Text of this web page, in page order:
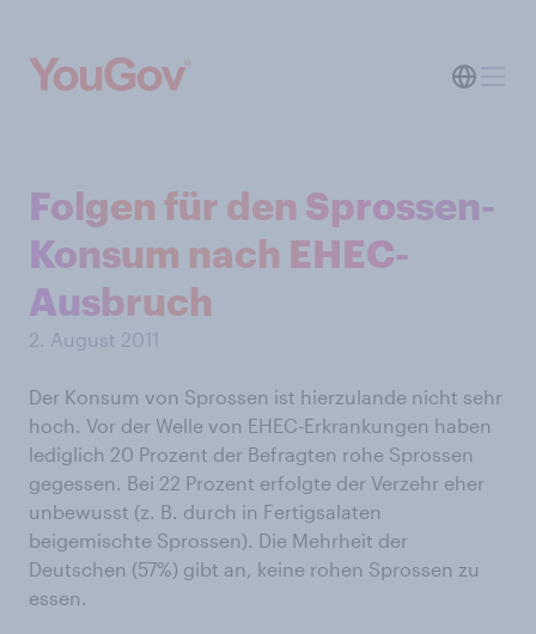
Folgen für den Sprossen-
Konsum nach EHEC-
Ausbruch
2. August 2011
Der Konsum von Sprossen ist hierzulande nicht sehr
hoch. Vor der Welle von EHEC-Erkrankungen haben
lediglich 20 Prozent der Befragten rohe Sprossen
gegessen. Bei 22 Prozent erfolgte der Verzehr eher
unbewusst (z. B. durch in Fertigsalaten
beigemischte Sprossen). Die Mehrheit der
Deutschen (57%) gibt an, keine rohen Sprossen zu
essen.